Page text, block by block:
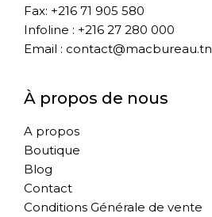
Fax: +216 71 905 580
Infoline : +216 27 280 000
Email : contact@macbureau.tn
À propos de nous
A propos
Boutique
Blog
Contact
Conditions Générale de vente